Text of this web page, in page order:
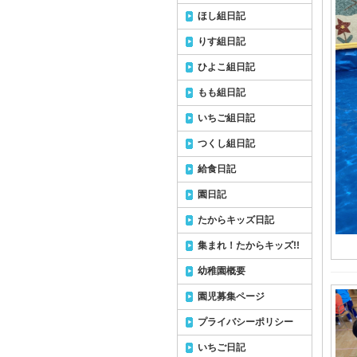
ほし組日記
りす組日記
ひよこ組日記
もも組日記
いちご組日記
つくし組日記
給食日記
園日記
たからキッズ日記
集まれ！たからキッズ!!
幼稚園概要
園児募集ページ
プライバシーポリシー
いちご日記